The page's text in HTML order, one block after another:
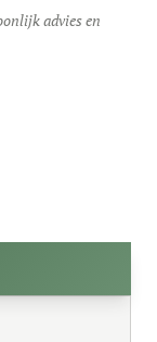
advies en